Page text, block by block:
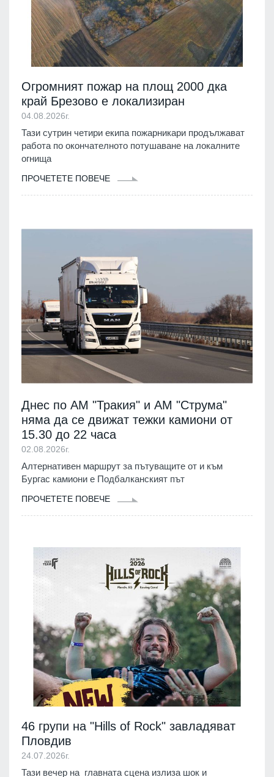
Огромният пожар на площ 2000 дка
край Брезово е локализиран
04.08.2026г.
Тази сутрин четири екипа пожарникари продължават
работа по окончателното потушаване на локалните
огнища
ПРОЧЕТЕТЕ ПОВЕЧЕ
Днес по АМ "Тракия" и АМ "Струма"
няма да се движат тежки камиони от
15.30 до 22 часа
02.08.2026г.
Алтернативен маршрут за пътуващите от и към
Бургас камиони е Подбалканският път
ПРОЧЕТЕТЕ ПОВЕЧЕ
46 групи на "Hills of Rock" завладяват
Пловдив
24.07.2026г.
Тази вечер на главната сцена излиза шок и